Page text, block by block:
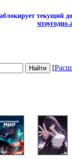
текущий
[